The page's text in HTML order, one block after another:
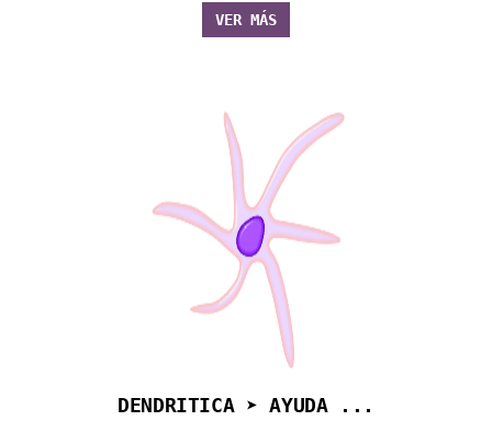
VER MÁS
DENDRITICA ➤ AYUDA ...